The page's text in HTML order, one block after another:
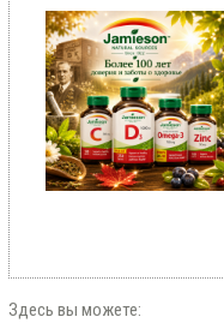
Здесь вы можете: